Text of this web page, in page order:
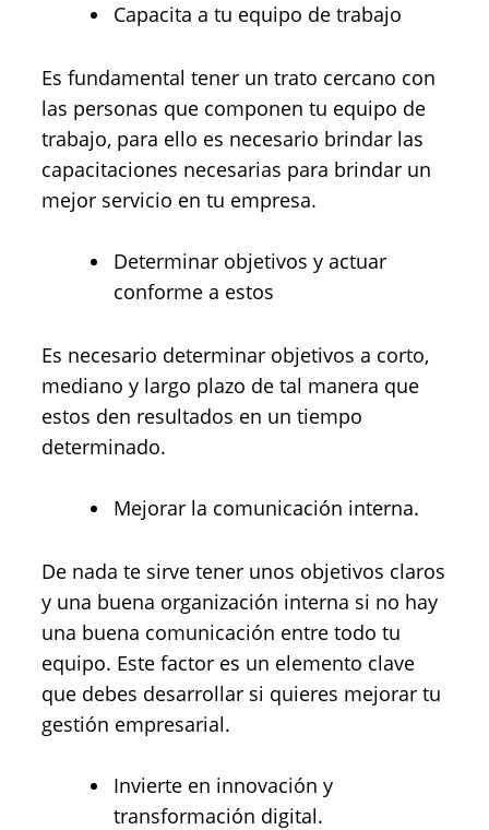
Capacita a tu equipo de trabajo
Es fundamental tener un trato cercano con
las personas que componen tu equipo de
trabajo, para ello es necesario brindar las
capacitaciones necesarias para brindar un
mejor servicio en tu empresa.
Determinar objetivos y actuar
conforme a estos
Es necesario determinar objetivos a corto,
mediano y largo plazo de tal manera que
estos den resultados en un tiempo
determinado.
Mejorar la comunicación interna.
De nada te sirve tener unos objetivos claros
y una buena organización interna si no hay
una buena comunicación entre todo tu
equipo. Este factor es un elemento clave
que debes desarrollar si quieres mejorar tu
gestión empresarial.
Invierte en innovación y
transformación digital.